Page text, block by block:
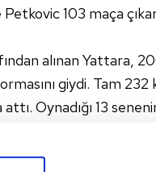
103 maça
alınan Yattara,
giydi. Tam
Oynadığı 13